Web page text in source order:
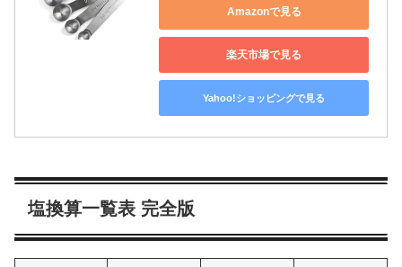
Amazonで見る
楽天市場で見る
Yahoo!ショッピングで見る
塩換算一覧表 完全版